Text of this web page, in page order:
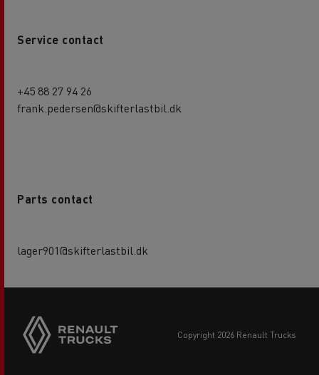
Service contact
+45 88 27 94 26
frank.pedersen@skifterlastbil.dk
Parts contact
lager901@skifterlastbil.dk
copyright 2026 Renault Trucks